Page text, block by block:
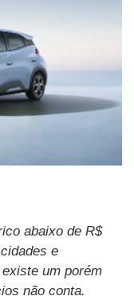
abaixo de R$
e
um porém
não conta.